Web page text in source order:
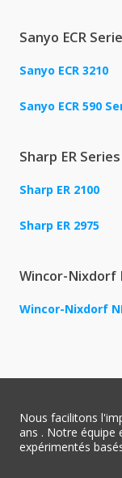
Sanyo ECR
Sanyo ECR 3210
Sanyo ECR 590
Sharp ER Series
Sharp ER 2100
Sharp ER 2975
Wincor-Nixdorf
Wincor-Nixdorf
Nous facilitons
ans . Notre équipe
expérimentés